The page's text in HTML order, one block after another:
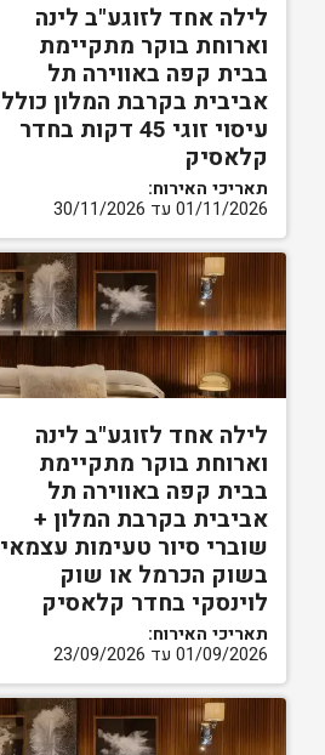
לילה אחד לזוגע"ב לינה
וארוחת בוקר מתקיימת
בבית קפה באווירה תל
אביבית בקרבת המלון כולל
עיסוי זוגי 45 דקות בחדר
קלאסיק
תאריכי האירוח:
01/11/2026 עד 30/11/2026
לילה אחד לזוגע"ב לינה
וארוחת בוקר מתקיימת
בבית קפה באווירה תל
אביבית בקרבת המלון +
שוברי סיור טעימות עצמאי
בשוק הכרמל או שוק
לוינסקי בחדר קלאסיק
תאריכי האירוח:
01/09/2026 עד 23/09/2026